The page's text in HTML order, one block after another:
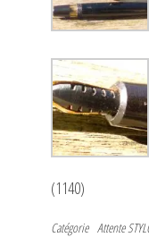
(1140)
Catégorie Attente